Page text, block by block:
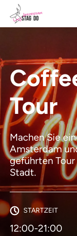
Tour
Machen Sie
Amsterdam
geführten
Stadt.
STARTZEIT
12:00-21:00